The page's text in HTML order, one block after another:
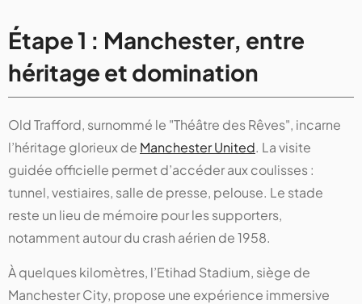
Étape 1 : Manchester, entre
héritage et domination
Old Trafford, surnommé le "Théâtre des Rêves", incarne
l’héritage glorieux de Manchester United. La visite
guidée officielle permet d’accéder aux coulisses :
tunnel, vestiaires, salle de presse, pelouse. Le stade
reste un lieu de mémoire pour les supporters,
notamment autour du crash aérien de 1958.
À quelques kilomètres, l’Etihad Stadium, siège de
Manchester City, propose une expérience immersive